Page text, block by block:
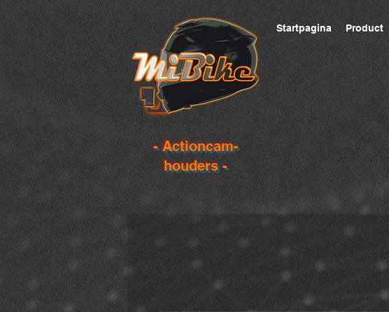
- Actioncam-
houders -
Startpagina Product